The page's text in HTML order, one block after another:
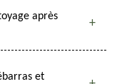
après
et